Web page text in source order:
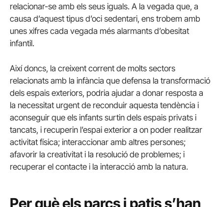
relacionar-se amb els seus iguals. A la vegada que, a
causa d’aquest tipus d’oci sedentari, ens trobem amb
unes xifres cada vegada més alarmants d’obesitat
infantil.
Així doncs, la creixent corrent de molts sectors
relacionats amb la infància que defensa la transformació
dels espais exteriors, podria ajudar a donar resposta a
la necessitat urgent de reconduir aquesta tendència i
aconseguir que els infants surtin dels espais privats i
tancats, i recuperin l’espai exterior a on poder realitzar
activitat física; interaccionar amb altres persones;
afavorir la creativitat i la resolució de problemes; i
recuperar el contacte i la interacció amb la natura.
Per què els parcs i patis s’han